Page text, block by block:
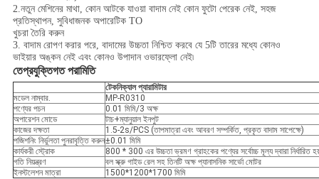
2.নতুন মেশিনের মাথা, কোন আটকে যাওয়া বাদাম নেই কোন ফুটো পেরেক নেই, সহজ
প্রতিস্থাপন, সুবিধাজনক অপারেটিক TO
খুচরা তৈরি করুন
3. বাদাম রোপণ করার পরে, বাদামের উচ্চতা নিশ্চিত করবে যে 5টি তারের মধ্যে কোনও
ভাইয়ার অঙ্কন নেই এবং কোনও উপাদান ওভারফ্লো নেই৷
তেপ্রযুক্তিগত পরামিতি
টেকনিক্যাল প্যারামিটার
মডেল নাম্বার.
MP-R0310
পণ্যের পচন
0.01 মিমি/3 অক্ষ
অপারেশন মোডে
টাচ+ম্যানুয়াল ইনপুট
কাজের দক্ষতা
1.5-2s/PCS (তাপমাত্রা এবং আবরণ সম্পর্কিত, প্রকৃত বাদাম সাপেক্ষে)
পজিশনিং নির্ভুলতা পুনরাবৃত্তি করুন±0.01 মিমি
কার্যকরী স্ট্রোক
800 * 300 এর উচ্চতা ভ্রমণ গ্রাহকের পণ্যের সর্বোচ্চ মূল্য দ্বারা নির্ধারিত
গতি নিয়ন্ত্রণ
বল স্ক্রু গাইড রেল সহ তিনটি অক্ষ প্যানাসনিক সার্ভো মোটর
ইনস্টলেশন মাত্রা
1500*1200*1700 মিমি